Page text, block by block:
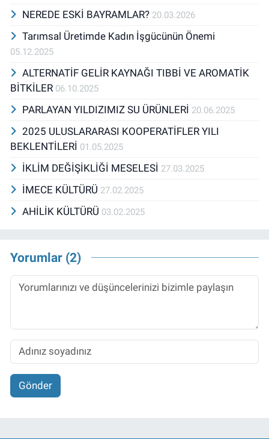
NEREDE ESKİ BAYRAMLAR? 20.03.2026
Tarımsal Üretimde Kadın İşgücünün Önemi
05.12.2025
ALTERNATİF GELİR KAYNAĞI TIBBİ VE AROMATİK
BİTKİLER 06.10.2025
PARLAYAN YILDIZIMIZ SU ÜRÜNLERİ 20.06.2025
2025 ULUSLARARASI KOOPERATİFLER YILI
BEKLENTİLERİ 01.05.2025
İKLİM DEĞİŞİKLİĞİ MESELESİ 27.03.2025
İMECE KÜLTÜRÜ 27.02.2025
AHİLİK KÜLTÜRÜ 03.02.2025
Yorumlar (2)
Gönder